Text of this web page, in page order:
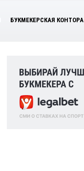
БУКМЕКЕРСКАЯ КОНТОРА